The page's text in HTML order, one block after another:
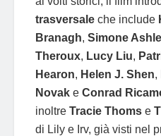
trasversale che include
Branagh, Simone
Theroux, Lucy Liu,
Hearon, Helen J. Shen,
Novak e Conrad
inoltre Tracie Thoms e
di Lily e Irv, già visti nel